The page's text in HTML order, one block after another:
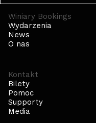
Winiary Bookings
Wydarzenia
News
O nas
Kontakt
Bilety
Pomoc
Supporty
Media